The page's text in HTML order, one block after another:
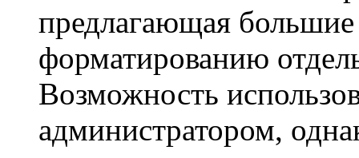
предлагающая
форматированию
Возможность
администратором,